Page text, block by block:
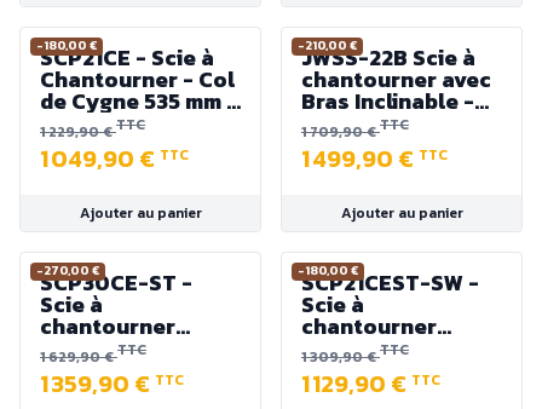
-180,00 €
SCP21CE - Scie à
Chantourner - Col
de Cygne 535 mm -
Table 345 x 597
mm - 220 V
1 229,90 €TTC
1 049,90 € TTC
Ajouter au panier
-210,00 €
JWSS-22B Scie à
chantourner avec
Bras Inclinable -
Col de Cygne 565
mm - 500 W
1 709,90 €TTC
1 499,90 € TTC
Ajouter au panier
-270,00 €
SCP30CE-ST -
Scie à
chantourner
SCP30CE +
Piètement
réglable
1 629,90 €TTC
1 359,90 € TTC
-180,00 €
SCP21CEST-SW -
Scie à
chantourner
SCP21CE avec
Support réglable
1 309,90 €TTC
1 129,90 € TTC